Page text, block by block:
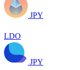
JPY
LDO
JPY